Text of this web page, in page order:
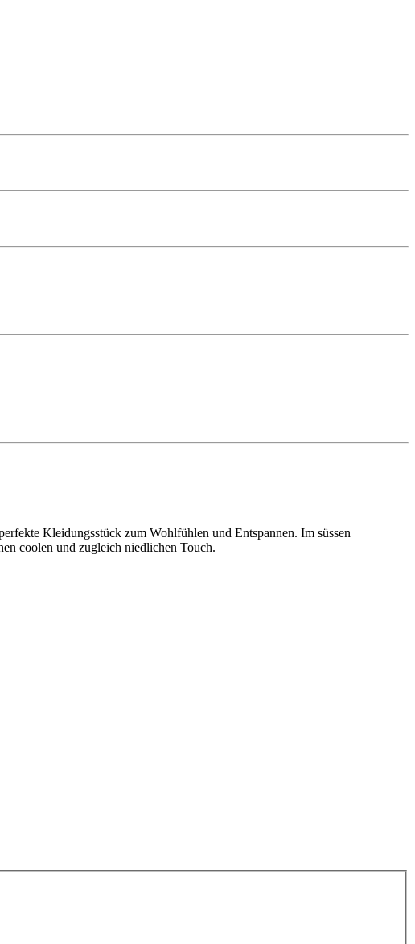
Kleidungsstück zum Wohlfühlen und Entspannen. Im süssen
coolen und zugleich niedlichen Touch.